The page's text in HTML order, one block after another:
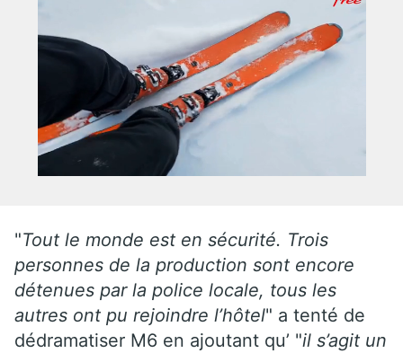
"Tout le monde est en sécurité. Trois
personnes de la production sont encore
détenues par la police locale, tous les
autres ont pu rejoindre l’hôtel" a tenté de
dédramatiser M6 en ajoutant qu’ "il s’agit un